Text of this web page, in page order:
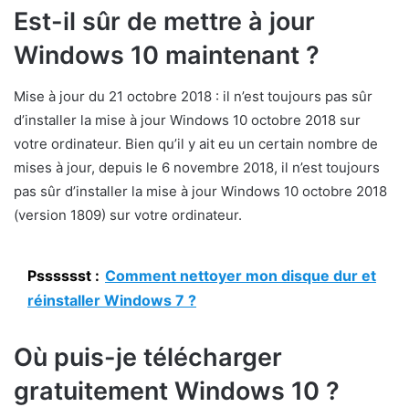
Est-il sûr de mettre à jour
Windows 10 maintenant ?
Mise à jour du 21 octobre 2018 : il n’est toujours pas sûr
d’installer la mise à jour Windows 10 octobre 2018 sur
votre ordinateur. Bien qu’il y ait eu un certain nombre de
mises à jour, depuis le 6 novembre 2018, il n’est toujours
pas sûr d’installer la mise à jour Windows 10 octobre 2018
(version 1809) sur votre ordinateur.
Psssssst : Comment nettoyer mon disque dur et
réinstaller Windows 7 ?
Où puis-je télécharger
gratuitement Windows 10 ?